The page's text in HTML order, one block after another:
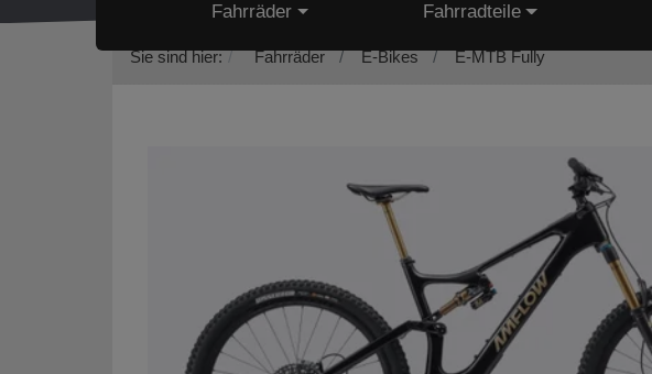
Fahrräder Fahrradteile
Sie sind hier: Fahrräder E-Bikes E-MTB Fully